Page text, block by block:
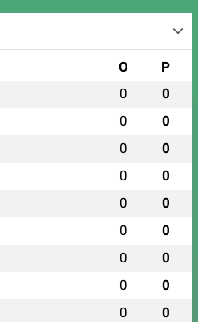
O P
0 0
0 0
0 0
0 0
0 0
0 0
0 0
0 0
0 0